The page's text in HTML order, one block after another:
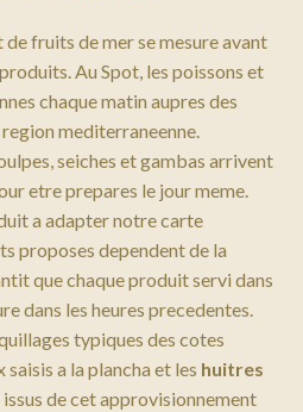
fruits de mer se mesure avant
Au Spot, les poissons et
chaque matin aupres des
mediterraneenne.
seiches et gambas arrivent
etre prepares le jour meme.
a adapter notre carte
proposes dependent de la
que chaque produit servi dans
dans les heures precedentes.
typiques des cotes
a la plancha et les huitres
de cet approvisionnement